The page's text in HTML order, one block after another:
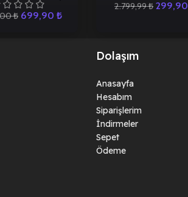
PS5
₺ 699,90 ₺
2.799,99₺ 299,90
Dolaşım
Anasayfa
Hesabım
Siparişlerim
İndirmeler
Sepet
Ödeme